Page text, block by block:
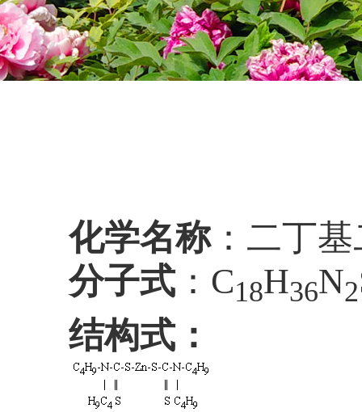
化学名称：二丁
分子式 ：C18H36N2
结构式：